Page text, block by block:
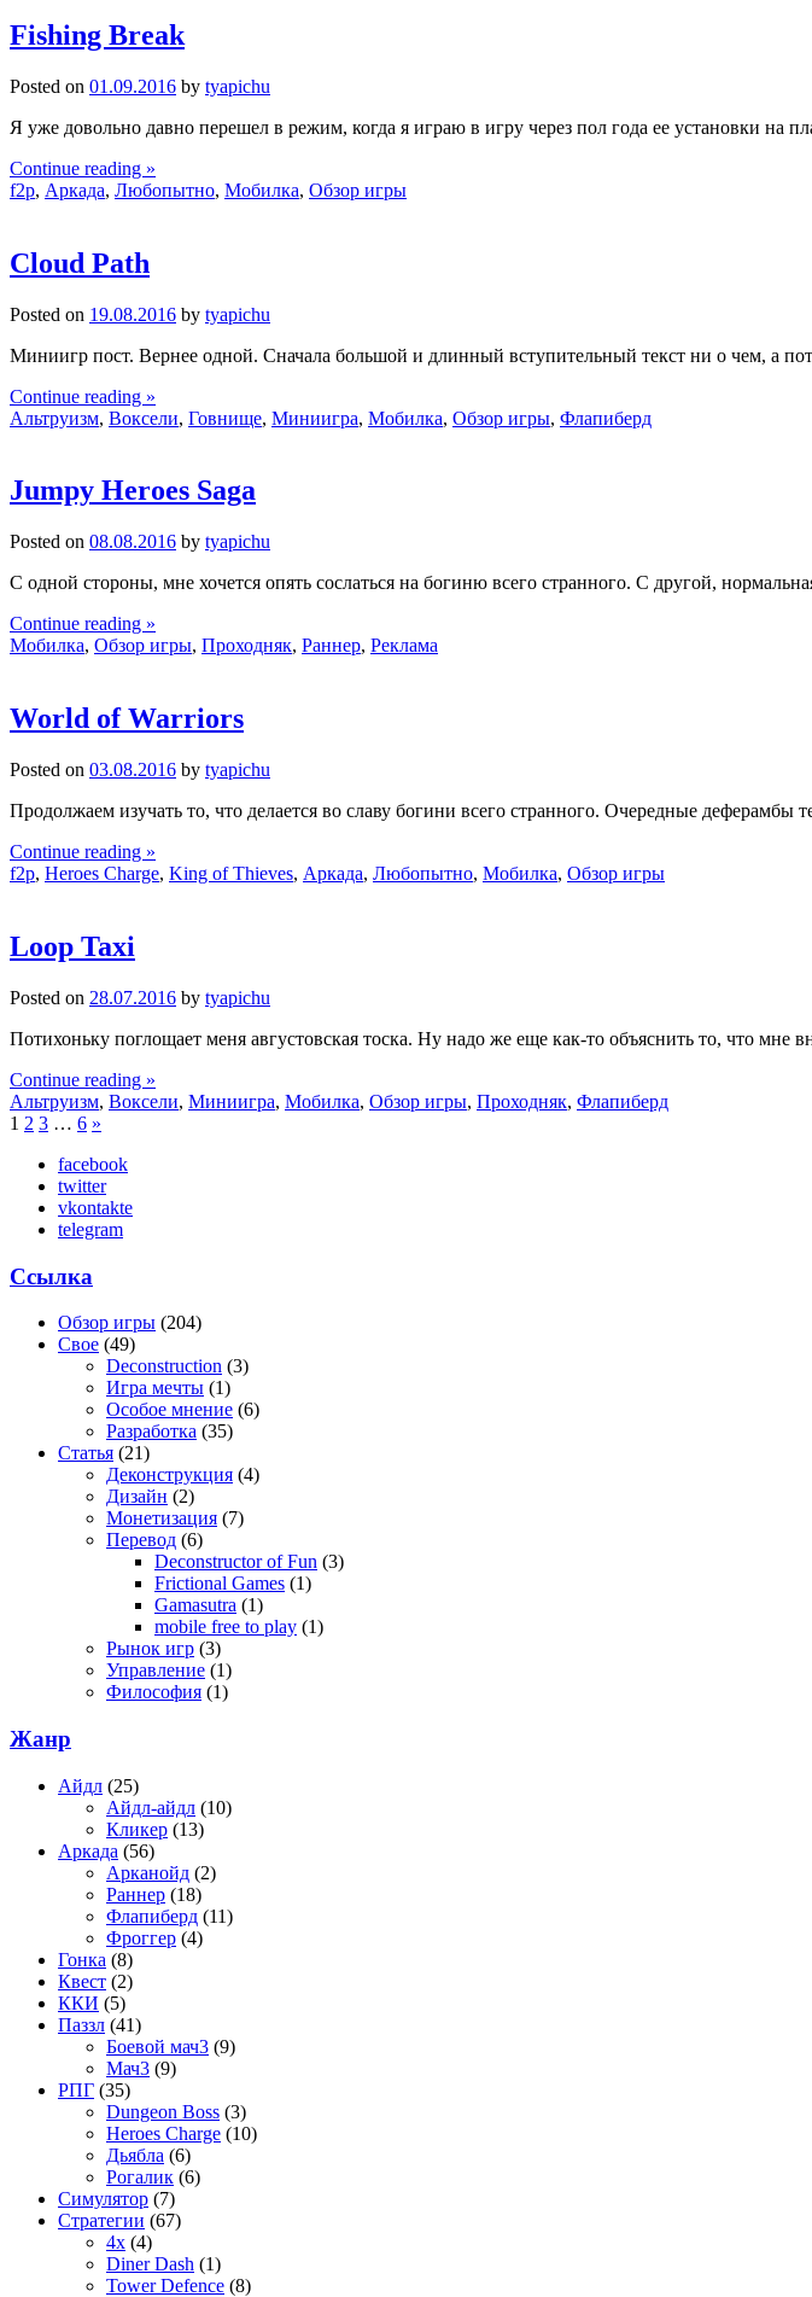
Fishing Break
Posted on 01.09.2016 by tyapichu
Я уже довольно давно перешел в режим, когда я играю в игру через пол года ее установки на
Continue reading »
f2p, Аркада, Любопытно, Мобилка, Обзор игры
Cloud Path
Posted on 19.08.2016 by tyapichu
Миниигр пост. Вернее одной. Сначала большой и длинный вступительный текст ни о чем, а
Continue reading »
Альтруизм, Воксели, Говнище, Миниигра, Мобилка, Обзор игры, Флапиберд
Jumpy Heroes Saga
Posted on 08.08.2016 by tyapichu
С одной стороны, мне хочется опять сослаться на богиню всего странного. С другой,
Continue reading »
Мобилка, Обзор игры, Проходняк, Раннер, Реклама
World of Warriors
Posted on 03.08.2016 by tyapichu
Продолжаем изучать то, что делается во славу богини всего странного. Очередные
Continue reading »
f2p, Heroes Charge, King of Thieves, Аркада, Любопытно, Мобилка, Обзор игры
Loop Taxi
Posted on 28.07.2016 by tyapichu
Потихоньку поглощает меня августовская тоска. Ну надо же еще как-то объяснить то, что
Continue reading »
Альтруизм, Воксели, Миниигра, Мобилка, Обзор игры, Проходняк, Флапиберд
1 2 3 … 6 »
facebook
twitter
vkontakte
telegram
Ссылка
Обзор игры (204)
Свое (49)
Deconstruction (3)
Игра мечты (1)
Особое мнение (6)
Разработка (35)
Статья (21)
Деконструкция (4)
Дизайн (2)
Монетизация (7)
Перевод (6)
Deconstructor of Fun (3)
Frictional Games (1)
Gamasutra (1)
mobile free to play (1)
Рынок игр (3)
Управление (1)
Философия (1)
Жанр
Айдл (25)
Айдл-айдл (10)
Кликер (13)
Аркада (56)
Арканойд (2)
Раннер (18)
Флапиберд (11)
Фроггер (4)
Гонка (8)
Квест (2)
ККИ (5)
Паззл (41)
Боевой мач3 (9)
Мач3 (9)
РПГ (35)
Dungeon Boss (3)
Heroes Charge (10)
Дьябла (6)
Рогалик (6)
Симулятор (7)
Стратегии (67)
4x (4)
Diner Dash (1)
Tower Defence (8)